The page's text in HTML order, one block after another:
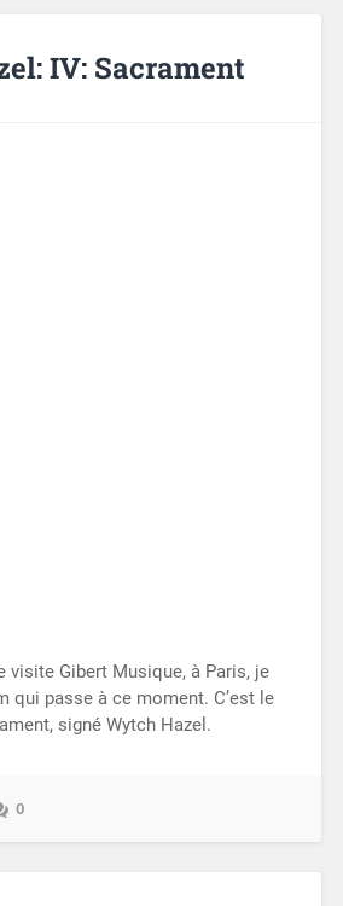
IV: Sacrament
visite Gibert Musique, à Paris, je
qui passe à ce moment. C’est le
signé Wytch Hazel.
0